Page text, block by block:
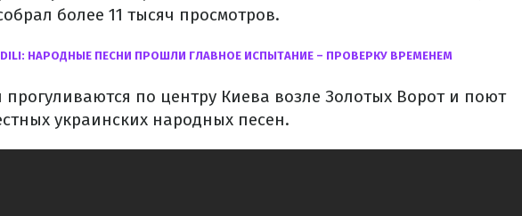
более 11 тысяч просмотров.
НАРОДНЫЕ ПЕСНИ ПРОШЛИ ГЛАВНОЕ ИСПЫТАНИЕ – ПРОВЕРКУ ВРЕМЕНЕМ
по центру Киева возле Золотых Ворот и поют
украинских народных песен.